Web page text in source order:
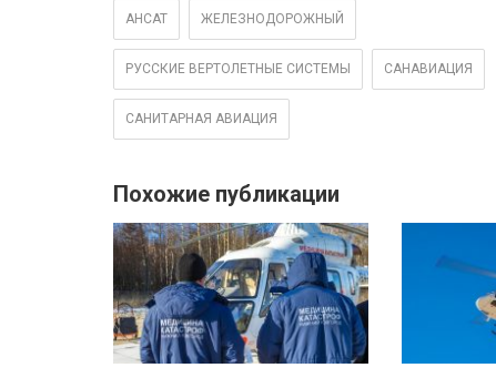
АНСАТ ЖЕЛЕЗНОДОРОЖНЫЙ
РУССКИЕ ВЕРТОЛЕТНЫЕ СИСТЕМЫ САНАВИАЦИЯ
САНИТАРНАЯ АВИАЦИЯ
Похожие публикации